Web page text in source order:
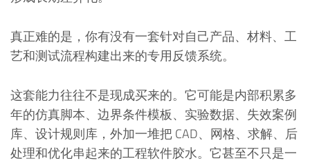
真正难的是，你有没有一套针对自己产品、材料、工
艺和测试流程构建出来的专用反馈系统。
这套能力往往不是现成买来的。它可能是内部积累多
年的仿真脚本、边界条件模板、实验数据、失效案例
库、设计规则库，外加一堆把 CAD、网格、求解、后
处理和优化串起来的工程软件胶水。它甚至不只是一